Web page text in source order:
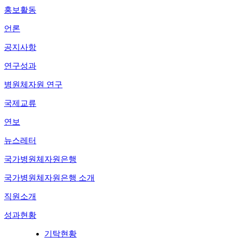
홍보활동
언론
공지사항
연구성과
병원체자원 연구
국제교류
연보
뉴스레터
국가병원체자원은행
국가병원체자원은행 소개
직원소개
성과현황
기탁현황